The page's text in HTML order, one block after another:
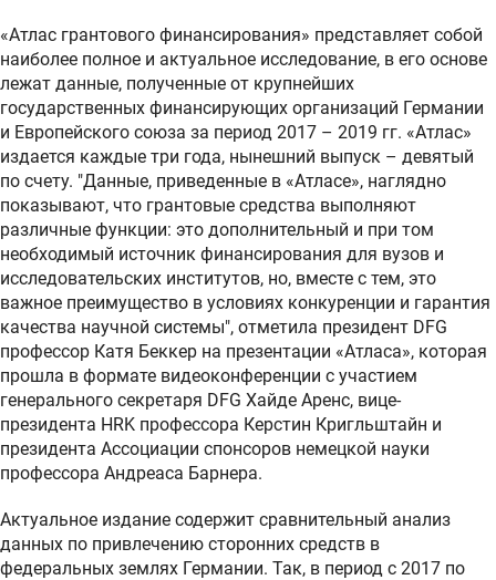
«Атлас грантового финансирования» представляет собой
наиболее полное и актуальное исследование, в его основе
лежат данные, полученные от крупнейших
государственных финансирующих организаций Германии
и Европейского союза за период 2017 – 2019 гг. «Атлас»
издается каждые три года, нынешний выпуск – девятый
по счету. "Данные, приведенные в «Атласе», наглядно
показывают, что грантовые средства выполняют
различные функции: это дополнительный и при том
необходимый источник финансирования для вузов и
исследовательских институтов, но, вместе с тем, это
важное преимущество в условиях конкуренции и гарантия
качества научной системы", отметила президент DFG
профессор Катя Беккер на презентации «Атласа», которая
прошла в формате видеоконференции с участием
генерального секретаря DFG Хайде Аренс, вице-
президента HRK профессора Керстин Кригльштайн и
президента Ассоциации спонсоров немецкой науки
профессора Андреаса Барнера.
Актуальное издание содержит сравнительный анализ
данных по привлечению сторонних средств в
федеральных землях Германии. Так, в период с 2017 по